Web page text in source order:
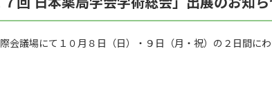
会議場にて１０月８日（日）・９日（月・祝）の２日間にわ